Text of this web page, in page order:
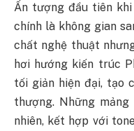
Ấn tượng đầu tiên
chính là không gian
chất nghệ thuật
hơi hướng kiến trúc
tối giản hiện đại, tạo
thượng. Những
nhiên, kết hợp với